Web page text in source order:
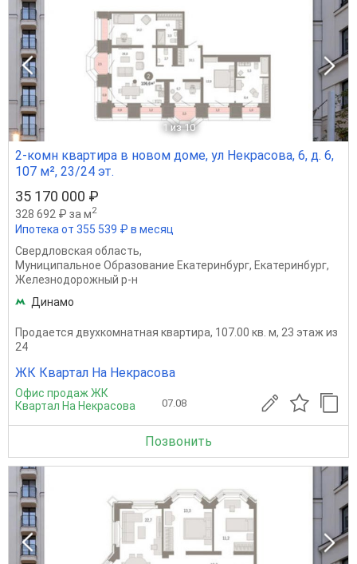
1 из 10
2-комн квартира в новом доме, ул Некрасова, 6, д. 6,
107 м², 23/24 эт.
35 170 000 ₽
328 692 ₽ за м2
Ипотека от 355 539 ₽ в месяц
Свердловская область,
Муниципальное Образование Екатеринбург, Екатеринбург,
Железнодорожный р-н
Динамо
Продается двухкомнатная квартира, 107.00 кв. м, 23 этаж из
24
ЖК Квартал На Некрасова
Офис продаж ЖК
Квартал На Некрасова
07.08
Позвонить